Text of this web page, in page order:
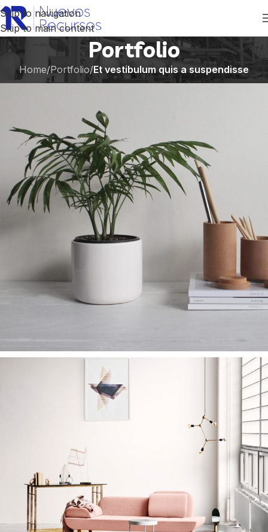
Skip to navigation
Skip to main content
Portfolio
Home/Portfolio/Et vestibulum quis a suspendisse